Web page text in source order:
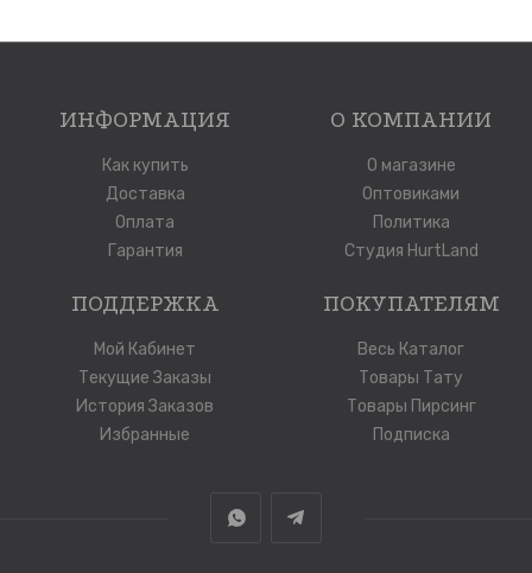
ИНФОРМАЦИЯ
Как купить
Доставка
Оплата
Гарантия
О КОМПАНИИ
О магазине
Оптовиками
Политика
Студия HurtLand
ПОДДЕРЖКА
Мой Кабинет
Текущие Заказы
История Заказов
Избранные
ПОКУПАТЕЛЯМ
Весь Каталог
Товары Тату
Товары Пирсинг
Подписка